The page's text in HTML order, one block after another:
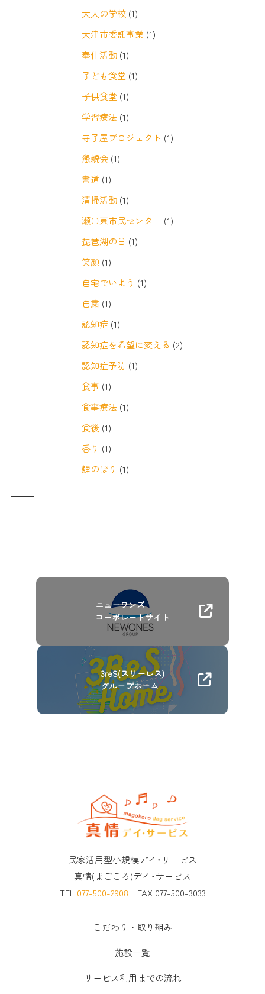
大人の学校 (1)
大津市委託事業 (1)
奉仕活動 (1)
子ども食堂 (1)
子供食堂 (1)
学習療法 (1)
寺子屋プロジェクト (1)
懇親会 (1)
書道 (1)
清掃活動 (1)
瀬田東市民センター (1)
琵琶湖の日 (1)
笑顔 (1)
自宅でいよう (1)
自粛 (1)
認知症 (1)
認知症を希望に変える (2)
認知症予防 (1)
食事 (1)
食事療法 (1)
食後 (1)
香り (1)
鯉のぼり (1)
ニューワンズ
コーポレートサイト
3reS(スリーレス)
グループホーム
民家活用型小規模デイ･サービス
真情(まごころ)デイ･サービス
TEL 077-500-2908 FAX 077-500-3033
こだわり・取り組み
施設一覧
サービス利用までの流れ